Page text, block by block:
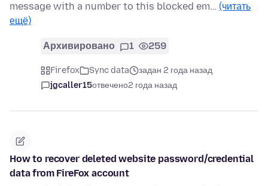
message with a number to this blocked em… (читать
ещё)
Архивировано 1 259
Firefox Sync data
задан 2 года назад
jgcaller15отвечено2 года назад
How to recover deleted website password/credential
data from FireFox account